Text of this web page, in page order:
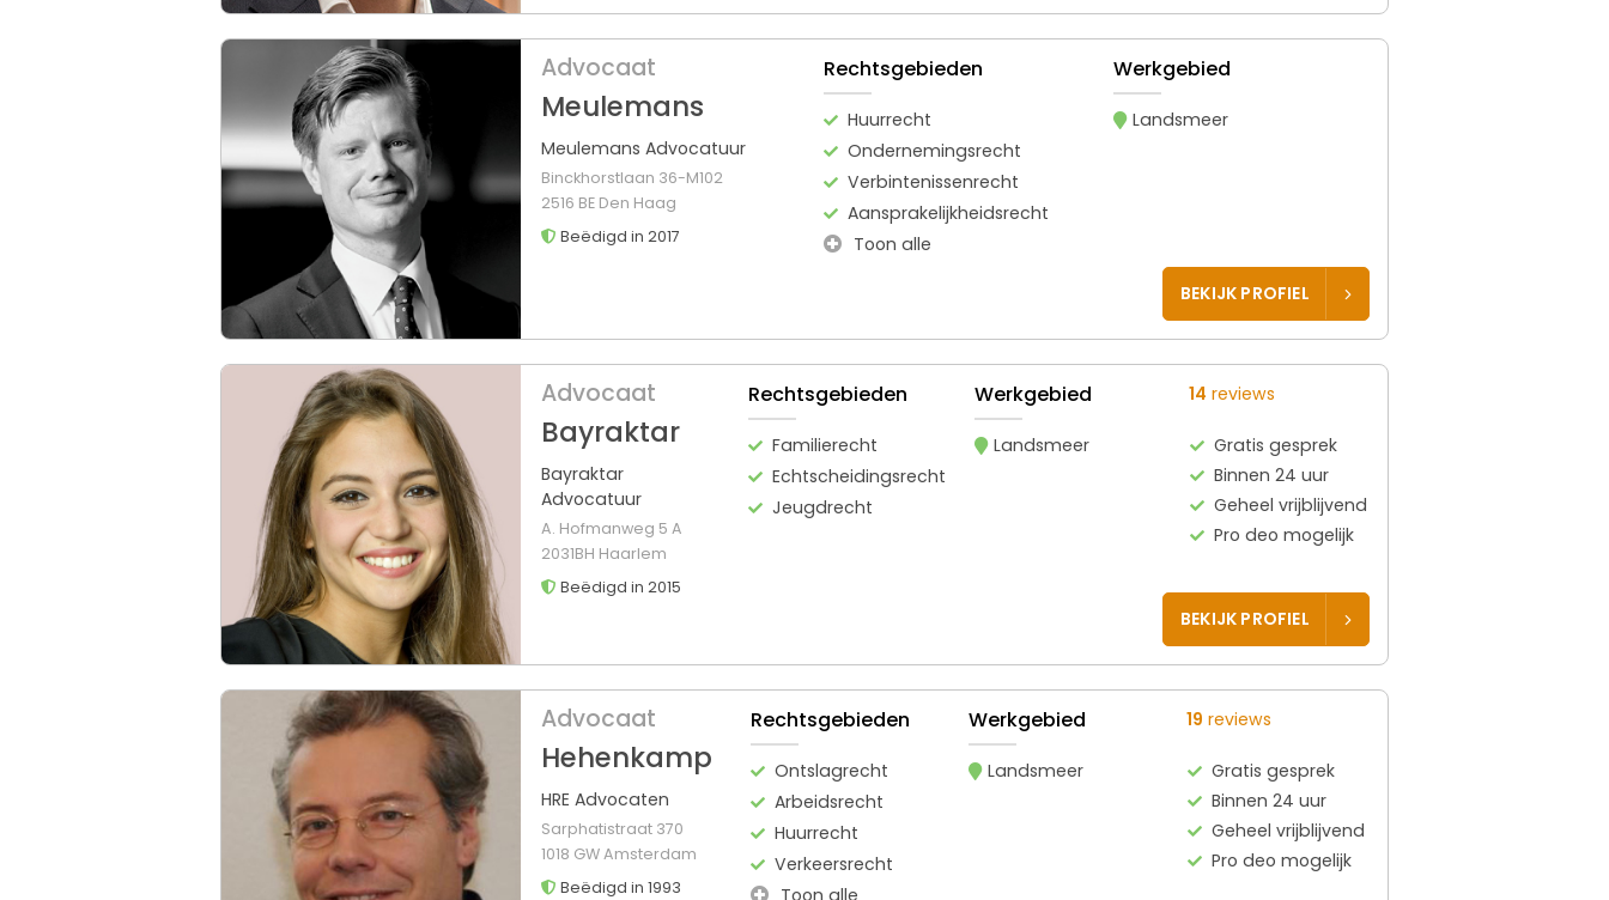
Advocaat
Meulemans
Meulemans Advocatuur
Binckhorstlaan 36-M102
2516 BE Den Haag
Beëdigd in 2017
Rechtsgebieden
Huurrecht
Ondernemingsrecht
Verbintenissenrecht
Aansprakelijkheidsrecht
Toon alle
Werkgebied
Landsmeer
BEKIJK PROFIEL
Advocaat
Bayraktar
Bayraktar
Advocatuur
A. Hofmanweg 5 A
2031BH Haarlem
Beëdigd in 2015
Rechtsgebieden
Familierecht
Echtscheidingsrecht
Jeugdrecht
Werkgebied
Landsmeer
14 reviews
Gratis gesprek
Binnen 24 uur
Geheel vrijblijvend
Pro deo mogelijk
BEKIJK PROFIEL
Advocaat
Hehenkamp
HRE Advocaten
Sarphatistraat 370
1018 GW Amsterdam
Beëdigd in 1993
Rechtsgebieden
Ontslagrecht
Arbeidsrecht
Huurrecht
Verkeersrecht
Toon alle
Werkgebied
Landsmeer
19 reviews
Gratis gesprek
Binnen 24 uur
Geheel vrijblijvend
Pro deo mogelijk